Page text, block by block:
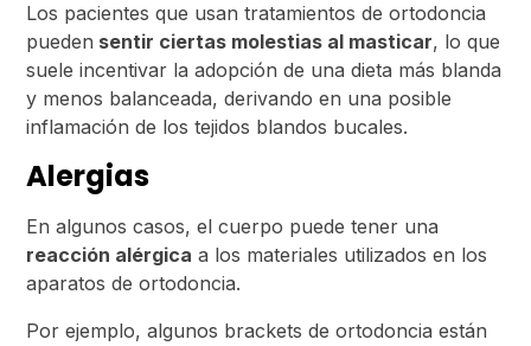
Los pacientes que usan tratamientos de ortodoncia
pueden sentir ciertas molestias al masticar, lo que
suele incentivar la adopción de una dieta más blanda
y menos balanceada, derivando en una posible
inflamación de los tejidos blandos bucales.
Alergias
En algunos casos, el cuerpo puede tener una
reacción alérgica a los materiales utilizados en los
aparatos de ortodoncia.
Por ejemplo, algunos brackets de ortodoncia están